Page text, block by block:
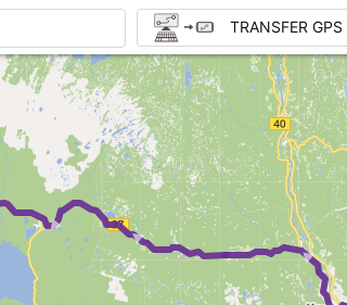
► ►
►
TRANSFER GPS